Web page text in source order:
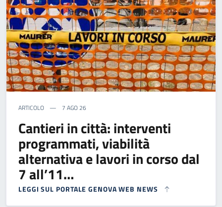
ARTICOLO 7 AGO 26
Cantieri in città: interventi
programmati, viabilità
alternativa e lavori in corso dal
7 all’11…
LEGGI SUL PORTALE GENOVA WEB NEWS